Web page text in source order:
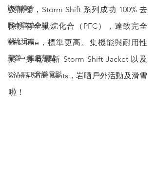
旅遊推介
日本營地介紹
潮流玩樂
露營・遠足熱點
CAMPER音樂電影
及開發，Storm Shift 系列成功 100% 去
除所有全氟烷化合（PFC），達致完全
PFC-free，標準更高。集機能與耐用性
於一身嘅最新 Storm Shift Jacket 以及
Storm Shift Pants，岩哂戶外活動及滑雪
啦！